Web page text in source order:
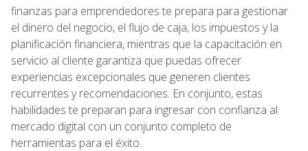
finanzas para emprendedores te prepara para gestionar
el dinero del negocio, el flujo de caja, los impuestos y la
planificación financiera, mientras que la capacitación en
servicio al cliente garantiza que puedas ofrecer
experiencias excepcionales que generen clientes
recurrentes y recomendaciones. En conjunto, estas
habilidades te preparan para ingresar con confianza al
mercado digital con un conjunto completo de
herramientas para el éxito.